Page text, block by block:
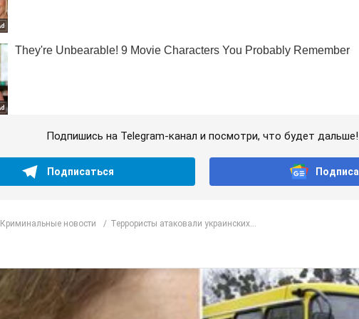
Подпишись на Telegram-канал и посмотри, что будет дальше!
Подписаться
Криминальные новости Террористы атаковали украинских...